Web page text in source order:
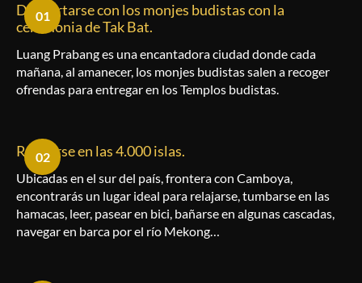
Despertarse con los monjes budistas con la
ceremonia de Tak Bat.
01
Luang Prabang es una encantadora ciudad donde cada
mañana, al amanecer, los monjes budistas salen a recoger
ofrendas para entregar en los Templos budistas.
Relajarse en las 4.000 islas.
02
Ubicadas en el sur del país, frontera con Camboya,
encontrarás un lugar ideal para relajarse, tumbarse en las
hamacas, leer, pasear en bici, bañarse en algunas cascadas,
navegar en barca por el río Mekong…